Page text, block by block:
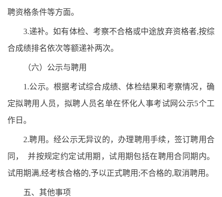
聘资格条件等方面。
3.递补。如有体检、考察不合格或中途放弃资格者,按综
合成绩排名依次等额递补两次。
（六）公示与聘用
1.公示。根据考试综合成绩、体检结果和考察情况，确
定拟聘用人员，拟聘人员名单在怀化人事考试网公示5个工
作日。
2.聘用。经公示无异议的，办理聘用手续，签订聘用合
同， 并按规定约定试用期，试用期包括在聘用合同期内。
试用期满,经考核合格的,予以正式聘用;不合格的,取消聘用。
五、其他事项